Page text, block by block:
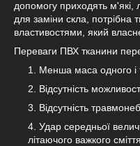
допомогу приходять м'які,
для заміни скла, потрібна
властивостями, який
Переваги ПВХ тканини
Менша маса одного і
Відсутність
Відсутність
Удар середньої
літаючого важкого